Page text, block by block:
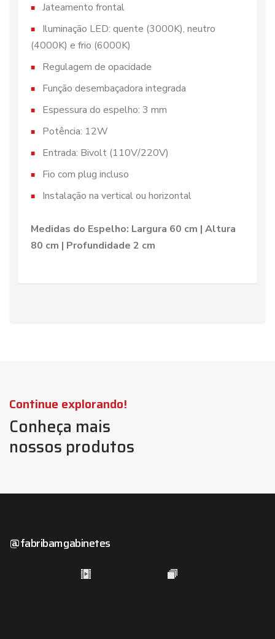
Jateamento frontal
Iluminação LED: quente (3000K), neutro
(4000K) e frio (6000K)
Regulagem de opacidade
Função desembaçadora integrada
Espessura do espelho: 3 mm
Potência: 12W
Entrada: Bivolt (110V/220V)
Fio com plug incluso
Instalação na vertical ou horizontal
Medidas do Espelho: Largura 60 cm | Altura
80 cm | Profundidade 2 cm
Continue explorando!
Conheça mais
nossos produtos
@fabribamgabinetes